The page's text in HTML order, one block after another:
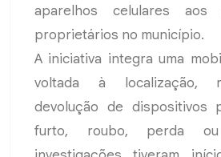
aparelhos celulares aos
proprietários no município.
A iniciativa integra uma
voltada à localização,
devolução de dispositivos
furto, roubo, perda